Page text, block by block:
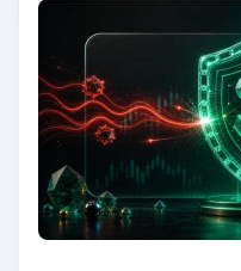
دیفای
دیفای
جایگزین مدیریت ریسک